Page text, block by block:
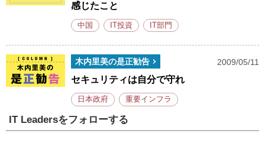
感じたこと
中国 IT投資 IT部門
木内里美の是正勧告 2009/05/11
セキュリティは自分で守れ
日本政府 重要インフラ
IT Leadersをフォローする